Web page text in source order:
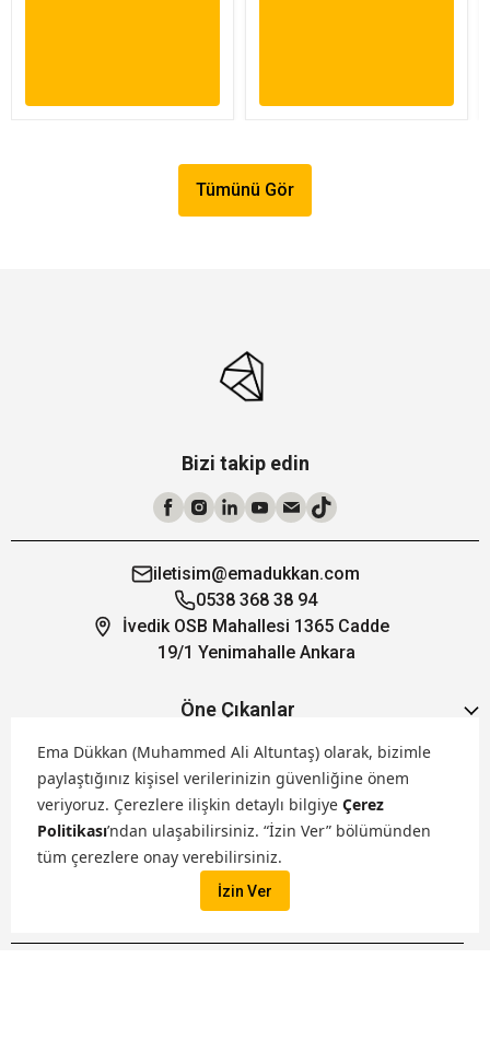
Ema Dükkan (Muhammed Ali Altuntaş) olarak, bizimle
paylaştığınız kişisel verilerinizin güvenliğine önem
veriyoruz. Çerezlere ilişkin detaylı bilgiye Çerez
Politikası’ndan ulaşabilirsiniz. “İzin Ver” bölümünden
tüm çerezlere onay verebilirsiniz.
İzin Ver
Tümünü Gör
Bizi takip edin
iletisim@emadukkan.com
0538 368 38 94
İvedik OSB Mahallesi 1365 Cadde
19/1 Yenimahalle Ankara
Öne Çıkanlar
Hakkımızda
Markalarımız
Satış Kanallarımız